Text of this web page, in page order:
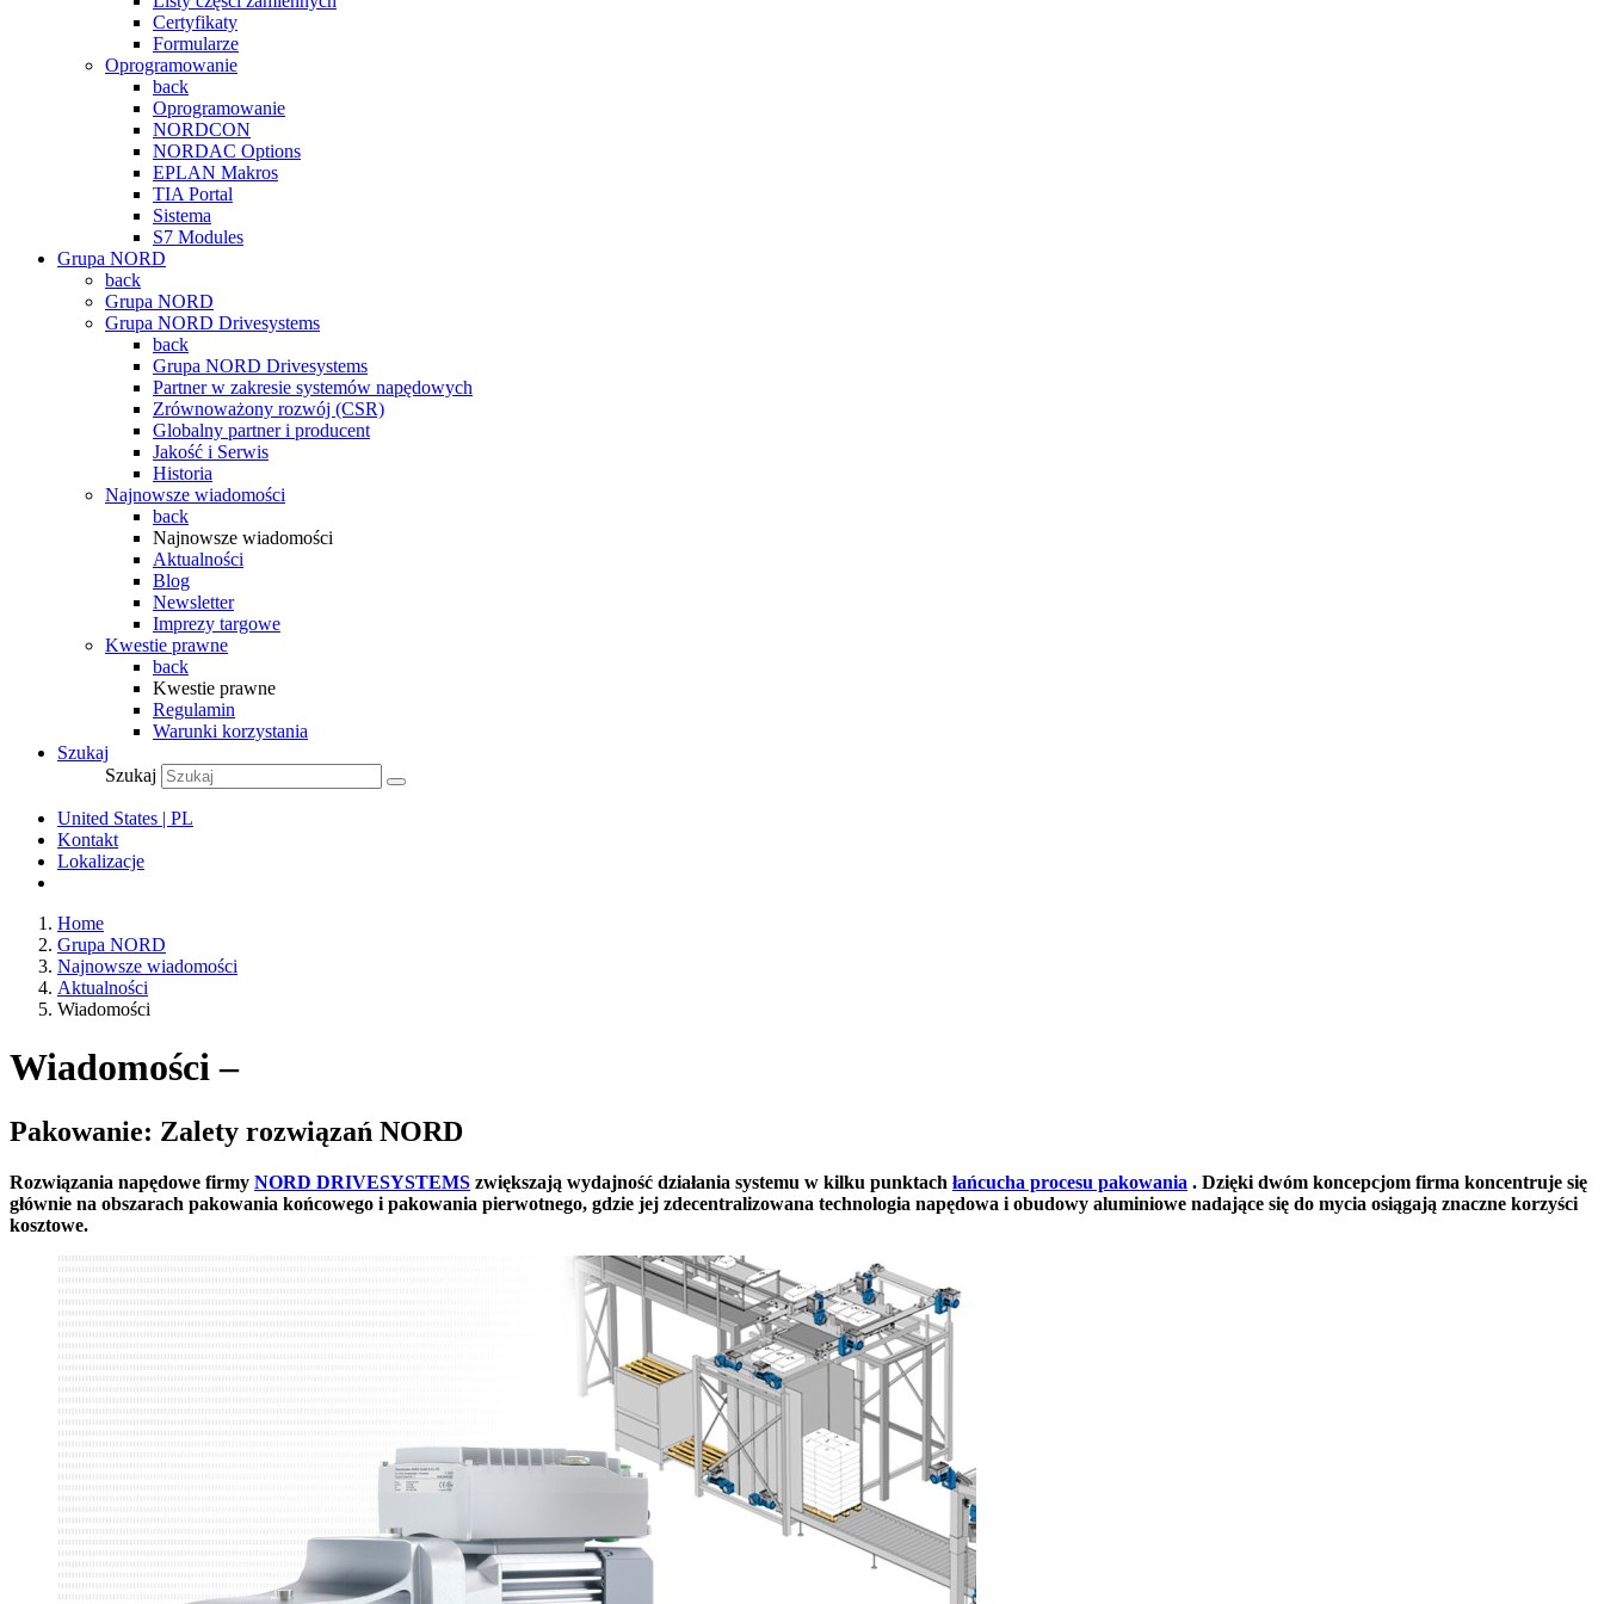
Certyfikaty
Formularze
Oprogramowanie
back
Oprogramowanie
NORDCON
NORDAC Options
EPLAN Makros
TIA Portal
Sistema
S7 Modules
Grupa NORD
back
Grupa NORD
Grupa NORD Drivesystems
back
Grupa NORD Drivesystems
Partner w zakresie systemów napędowych
Zrównoważony rozwój (CSR)
Globalny partner i producent
Jakość i Serwis
Historia
Najnowsze wiadomości
back
Najnowsze wiadomości
Aktualności
Blog
Newsletter
Imprezy targowe
Kwestie prawne
back
Kwestie prawne
Regulamin
Warunki korzystania
Szukaj
Szukaj
United States | PL
Kontakt
Lokalizacje
Home
Grupa NORD
Najnowsze wiadomości
Aktualności
Wiadomości
Wiadomości –
Pakowanie: Zalety rozwiązań NORD
Rozwiązania napędowe firmy NORD DRIVESYSTEMS zwiększają wydajność działania systemu w kilku punktach łańcucha procesu pakowania . Dzięki dwóm koncepcjom firma koncentruje się
głównie na obszarach pakowania końcowego i pakowania pierwotnego, gdzie jej zdecentralizowana technologia napędowa i obudowy aluminiowe nadające się do mycia osiągają znaczne korzyści
kosztowe.